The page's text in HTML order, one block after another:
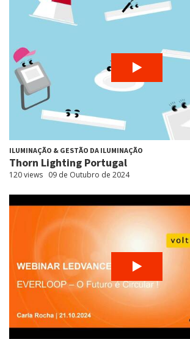
ILUMINAÇÃO & GESTÃO DA ILUMINAÇÃO
Thorn Lighting Portugal
120 views 09 de Outubro de 2024